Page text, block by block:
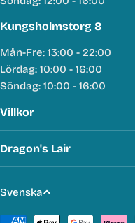
Kungsholmstorg 8
Mån-Fre: 13:00 - 22:00
Lördag: 10:00 - 16:00
Söndag: 10:00 - 16:00
Villkor
Dragon's Lair
S
p
Svenska